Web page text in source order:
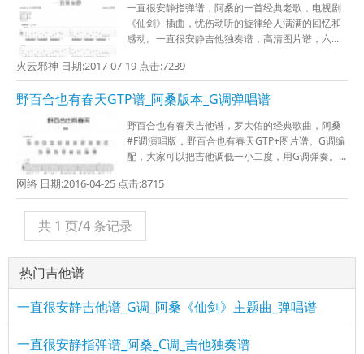
一直很安静指弹谱，阿桑的一首经典老歌，电视剧
《仙剑》插曲，忧伤动听的旋律给人满满的回忆和
感动。一直很安静吉他独奏谱，高清图片谱，六...
火云邪神 日期:2017-07-19 点击:7239
野百合也有春天GTP谱_阿桑版本_G调弹唱谱
野百合也有春天吉他谱，罗大佑的经典歌曲，阿桑
#F调演唱版，野百合也有春天GTP+图片谱。G调编
配，大家可以把吉他调低一小二度，用G调弹奏。...
网络 日期:2016-04-25 点击:8715
共 1 页/4 条记录
热门吉他谱
一直很安静吉他谱_G调_阿桑《仙剑》主题曲_弹唱谱
一直很安静指弹谱_阿桑_C调_吉他独奏谱